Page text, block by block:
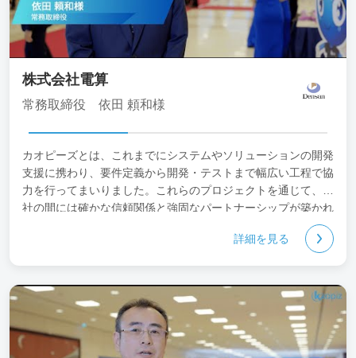
株式会社電算
常務取締役 依田 頼和様
カオピーズとは、これまでにシステムやソリューションの開発
支援に携わり、要件定義から開発・テストまで幅広い工程で協
力を行ってまいりました。これらのプロジェクトを通じて、両
社の間には確かな信頼関係と強固なパートナーシップが築かれ
詳細を見る